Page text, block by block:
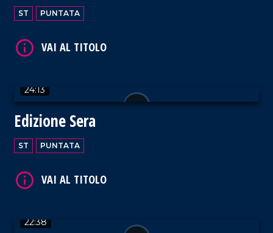
ST PUNTATA
24:13
Edizione Sera
ST PUNTATA
22:38
VAI AL TITOLO